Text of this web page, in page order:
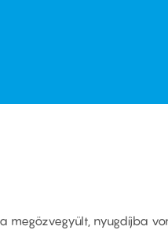
megözvegyült, nyugdíjba